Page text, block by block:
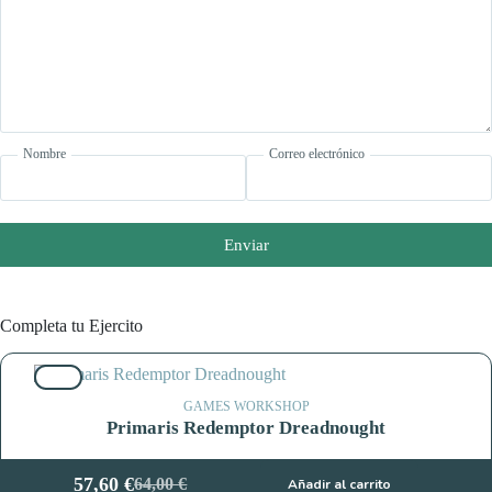
Nombre Correo electrónico
Enviar
Completa tu Ejercito
GAMES WORKSHOP
Primaris Redemptor Dreadnought
64,00€
57,60€ Añadir al carrito